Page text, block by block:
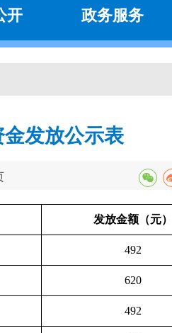
开 政务服务
发放公示表
发放金额（元）
492
620
492